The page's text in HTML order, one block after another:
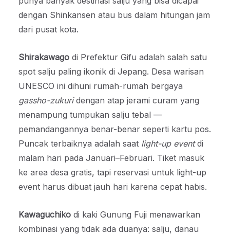
dengan Shinkansen atau bus dalam hitungan jam
dari pusat kota.
Shirakawago di Prefektur Gifu adalah salah satu
spot salju paling ikonik di Jepang. Desa warisan
UNESCO ini dihuni rumah-rumah bergaya
gassho-zukuridengan atap jerami curam yang
menampung tumpukan salju tebal —
pemandangannya benar-benar seperti kartu pos.
Puncak terbaiknya adalah saat light-up eventdi
malam hari pada Januari–Februari. Tiket masuk
ke area desa gratis, tapi reservasi untuk light-up
event harus dibuat jauh hari karena cepat habis.
Kawaguchiko di kaki Gunung Fuji menawarkan
kombinasi yang tidak ada duanya: salju, danau